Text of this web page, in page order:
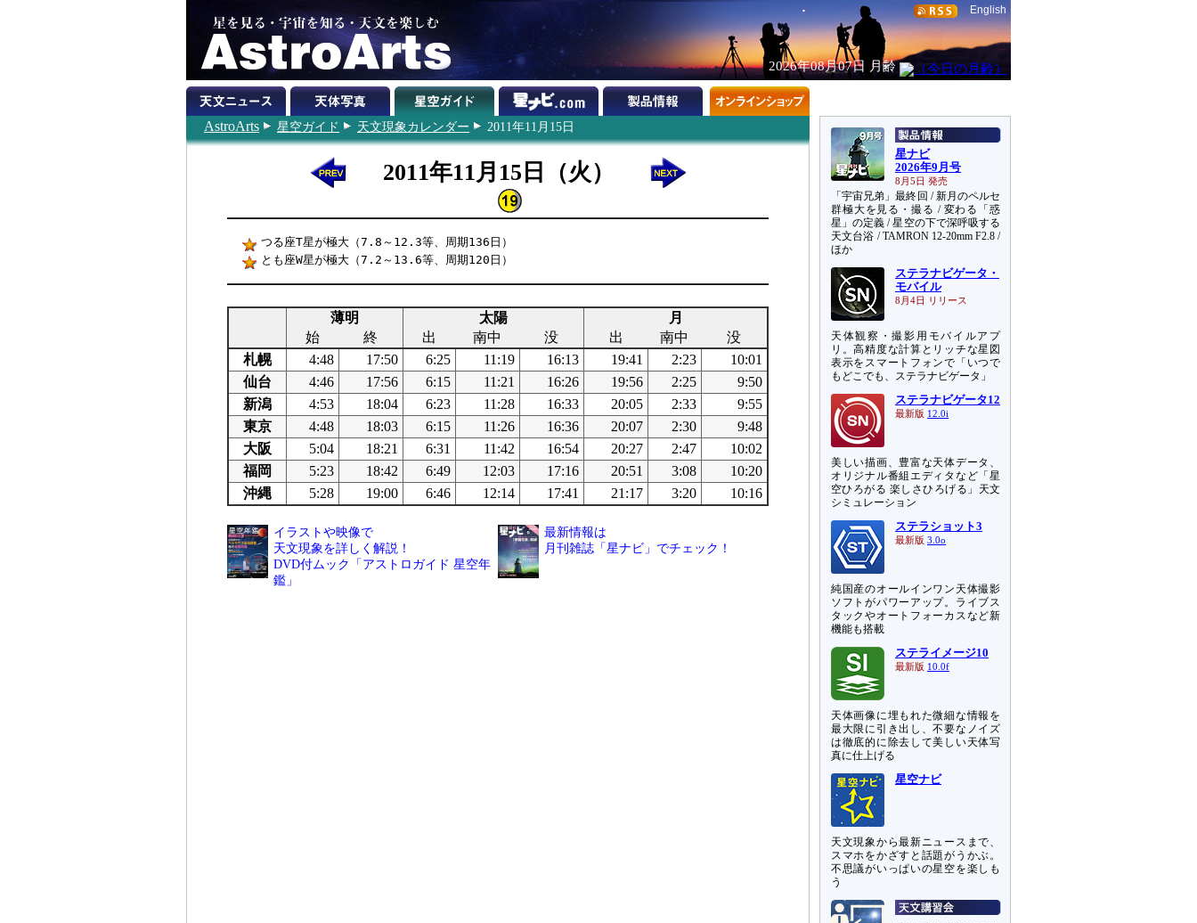
English
2026年08月07日 月齢
AstroArts 星空ガイド 天文現象カレンダー 2011年11月15日
2011年11月15日（火）
つる座T星が極大（7.8～12.3等、周期136日）
とも座W星が極大（7.2～13.6等、周期120日）
薄明 太陽
月
始
終 出 南中 没 出 南中
没
札幌
4:48 17:50 6:25 11:19 16:13 19:41 2:23
10:01
仙台
4:46 17:56 6:15 11:21 16:26 19:56 2:25
9:50
新潟
4:53 18:04 6:23 11:28 16:33 20:05 2:33
9:55
東京
4:48 18:03 6:15 11:26 16:36 20:07 2:30
9:48
大阪
5:04 18:21 6:31 11:42 16:54 20:27 2:47
10:02
福岡
5:23 18:42 6:49 12:03 17:16 20:51 3:08
10:20
沖縄
5:28 19:00 6:46 12:14 17:41 21:17 3:20 10:16
イラストや映像で
天文現象を詳しく解説！
DVD付ムック「アストロガイド 星空年
鑑」
最新情報は
月刊雑誌「星ナビ」でチェック！
星ナビ
2026年9月号
8月5日 発売
「宇宙兄弟」最終回 / 新月のペルセ
群極大を見る・撮る / 変わる「惑
星」の定義 / 星空の下で深呼吸する
天文台浴 / TAMRON 12-20mm F2.8 /
ほか
ステラナビゲータ・
モバイル
8月4日 リリース
天体観察・撮影用モバイルアプ
リ。高精度な計算とリッチな星図
表示をスマートフォンで「いつで
もどこでも、ステラナビゲータ」
ステラナビゲータ12
最新版 12.0i
美しい描画、豊富な天体データ、
オリジナル番組エディタなど「星
空ひろがる 楽しさひろげる」天文
シミュレーション
ステラショット3
最新版 3.0o
純国産のオールインワン天体撮影
ソフトがパワーアップ。ライブス
タックやオートフォーカスなど新
機能も搭載
ステライメージ10
最新版 10.0f
天体画像に埋もれた微細な情報を
最大限に引き出し、不要なノイズ
は徹底的に除去して美しい天体写
真に仕上げる
星空ナビ
天文現象から最新ニュースまで、
スマホをかざすと話題がうかぶ。
不思議がいっぱいの星空を楽しも
う